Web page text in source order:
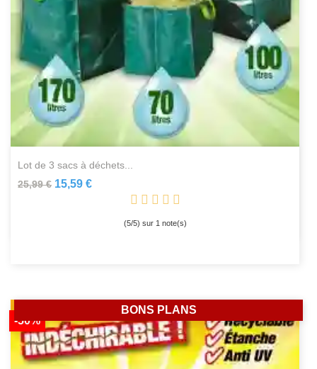
lot de 3 sacs à déchets...
25,99 € 15,59 €
(5/5) sur 1note(s)
-50%
BONS PLANS